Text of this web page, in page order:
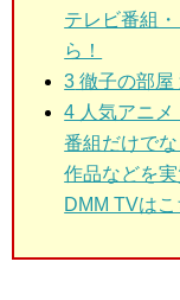
テレビ番組
ら！
3 徹子の部屋
4 人気アニメ
番組だけで
作品などを
DMM TVはこ